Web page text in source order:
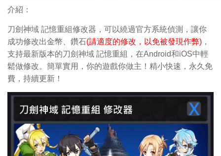
介紹：
刀劍神域 記憶重組修改器，可以繞過官方系統偵測，讓你
成功修改出金幣、鑽石(請適度的修改，以免被發現作弊) ，
支持最新版本的刀劍神域 記憶重組，在Android和iOS中輕
鬆做修改。簡單實用，你的遊戲你做主！精小快速，永久免
費，持續更新！